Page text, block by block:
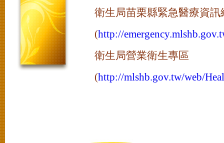
衛生局苗栗縣緊急醫療資訊
(http://
衛生局營業衛生專區
(http://mlshb.gov.tw/web/